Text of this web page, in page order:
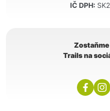
IČ DPH:
Trails na